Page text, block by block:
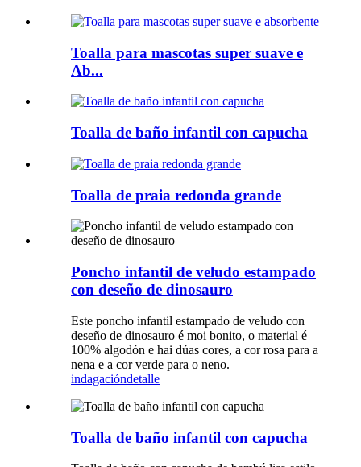
Toalla para mascotas super suave e
Ab...
Toalla de baño infantil con capucha
Toalla de praia redonda grande
Poncho infantil de veludo estampado
con deseño de dinosauro
Este poncho infantil estampado de veludo con
deseño de dinosauro é moi bonito, o material é
100% algodón e hai dúas cores, a cor rosa para a
nena e a cor verde para o neno.
indagacióndetalle
Toalla de baño infantil con capucha